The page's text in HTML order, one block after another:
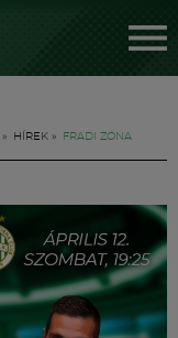
» HÍREK »
FRADI ZÓNA